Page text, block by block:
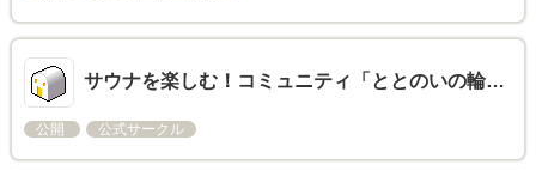
サウナを楽しむ！コミュニティ「ととのいの輪…
公開 公式サークル